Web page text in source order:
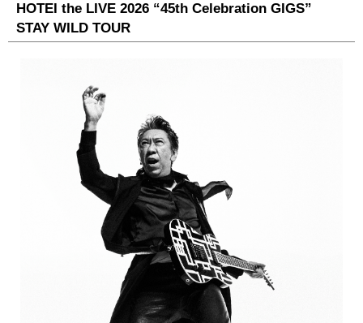
HOTEI the LIVE 2026 “45th Celebration GIGS”
STAY WILD TOUR